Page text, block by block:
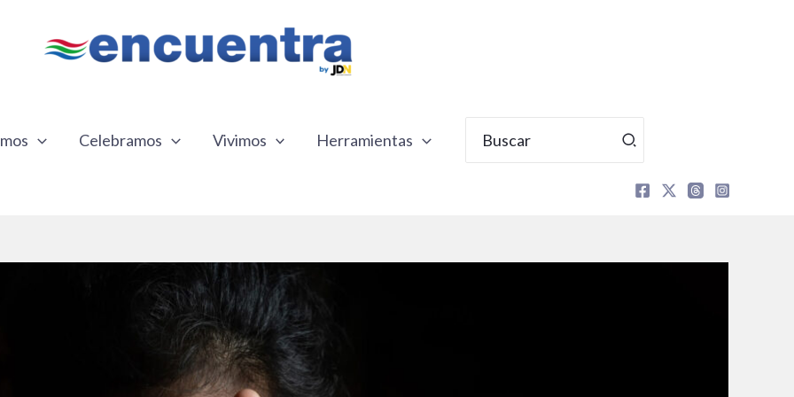
Celebramos Vivimos Herramientas
por: